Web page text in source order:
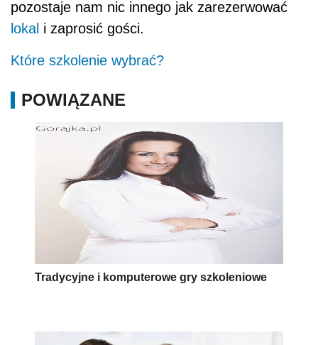
pozostaje nam nic innego jak zarezerwować
lokal i zaprosić gości.
Które szkolenie wybrać?
POWIĄZANE
Tradycyjne i komputerowe gry szkoleniowe